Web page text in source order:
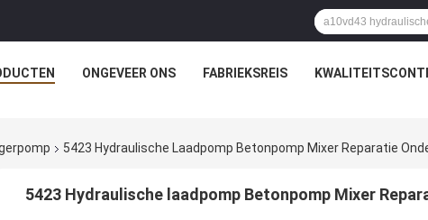
ONGEVEER ONS FABRIEKSREIS
5423 Hydraulische Laadpomp Betonpomp Mixer Reparatie
5423 Hydraulische laadpomp Betonpomp Mixer